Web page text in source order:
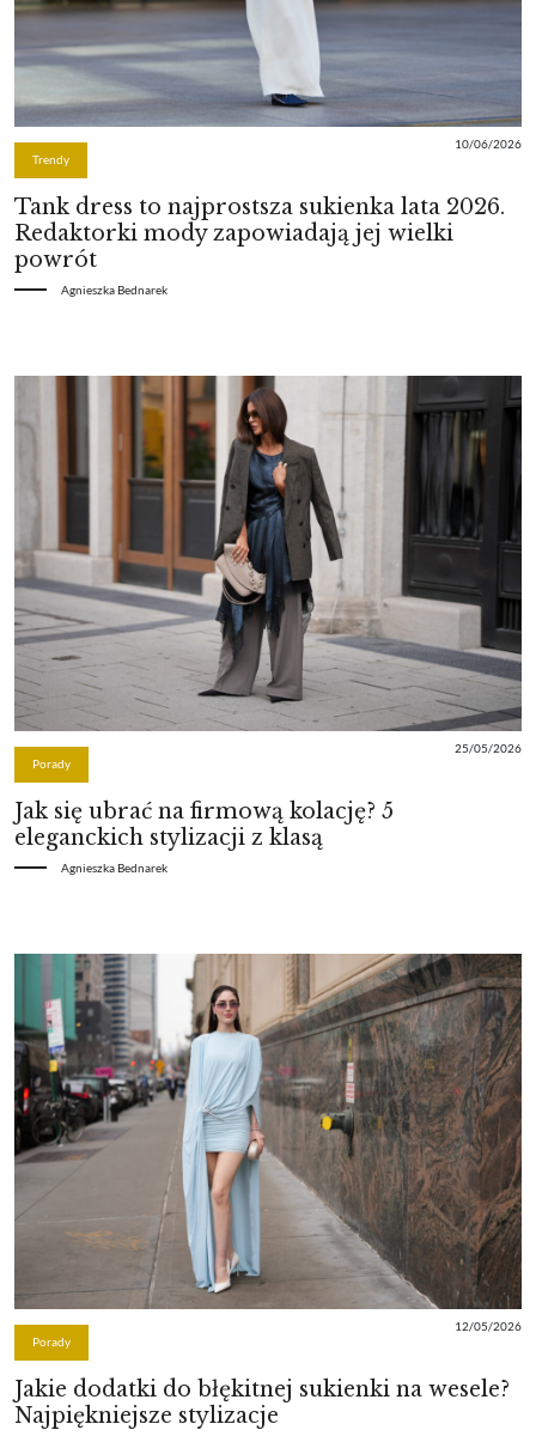
Trendy
10/06/2026
Tank dress to najprostsza sukienka lata 2026.
Redaktorki mody zapowiadają jej wielki
powrót
Agnieszka Bednarek
Porady
25/05/2026
Jak się ubrać na firmową kolację? 5
eleganckich stylizacji z klasą
Agnieszka Bednarek
Porady
12/05/2026
Jakie dodatki do błękitnej sukienki na wesele?
Najpiękniejsze stylizacje